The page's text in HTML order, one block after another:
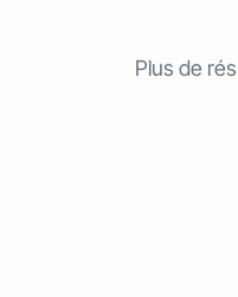
Plus de